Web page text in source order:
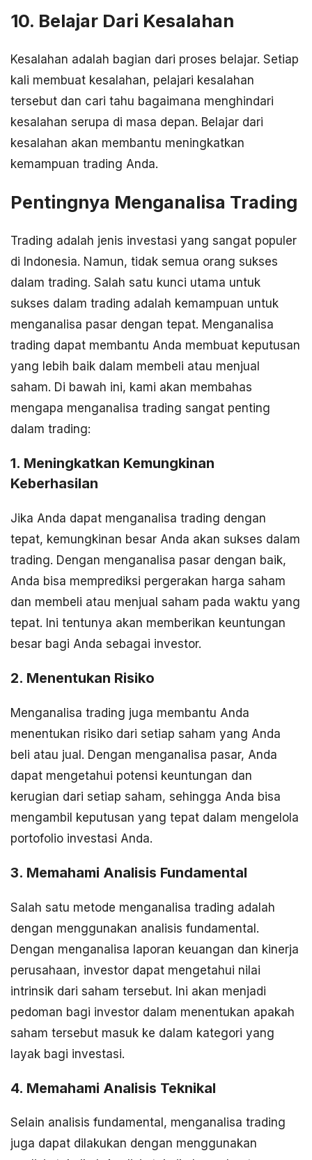
10. Belajar Dari Kesalahan
Kesalahan adalah bagian dari proses belajar. Setiap
kali membuat kesalahan, pelajari kesalahan
tersebut dan cari tahu bagaimana menghindari
kesalahan serupa di masa depan. Belajar dari
kesalahan akan membantu meningkatkan
kemampuan trading Anda.
Pentingnya Menganalisa Trading
Trading adalah jenis investasi yang sangat populer
di Indonesia. Namun, tidak semua orang sukses
dalam trading. Salah satu kunci utama untuk
sukses dalam trading adalah kemampuan untuk
menganalisa pasar dengan tepat. Menganalisa
trading dapat membantu Anda membuat keputusan
yang lebih baik dalam membeli atau menjual
saham. Di bawah ini, kami akan membahas
mengapa menganalisa trading sangat penting
dalam trading:
1. Meningkatkan Kemungkinan
Keberhasilan
Jika Anda dapat menganalisa trading dengan
tepat, kemungkinan besar Anda akan sukses dalam
trading. Dengan menganalisa pasar dengan baik,
Anda bisa memprediksi pergerakan harga saham
dan membeli atau menjual saham pada waktu yang
tepat. Ini tentunya akan memberikan keuntungan
besar bagi Anda sebagai investor.
2. Menentukan Risiko
Menganalisa trading juga membantu Anda
menentukan risiko dari setiap saham yang Anda
beli atau jual. Dengan menganalisa pasar, Anda
dapat mengetahui potensi keuntungan dan
kerugian dari setiap saham, sehingga Anda bisa
mengambil keputusan yang tepat dalam mengelola
portofolio investasi Anda.
3. Memahami Analisis Fundamental
Salah satu metode menganalisa trading adalah
dengan menggunakan analisis fundamental.
Dengan menganalisa laporan keuangan dan kinerja
perusahaan, investor dapat mengetahui nilai
intrinsik dari saham tersebut. Ini akan menjadi
pedoman bagi investor dalam menentukan apakah
saham tersebut masuk ke dalam kategori yang
layak bagi investasi.
4. Memahami Analisis Teknikal
Selain analisis fundamental, menganalisa trading
juga dapat dilakukan dengan menggunakan